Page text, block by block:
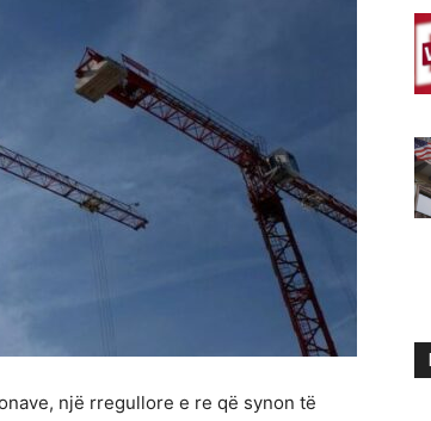
një rregullore e re që synon të